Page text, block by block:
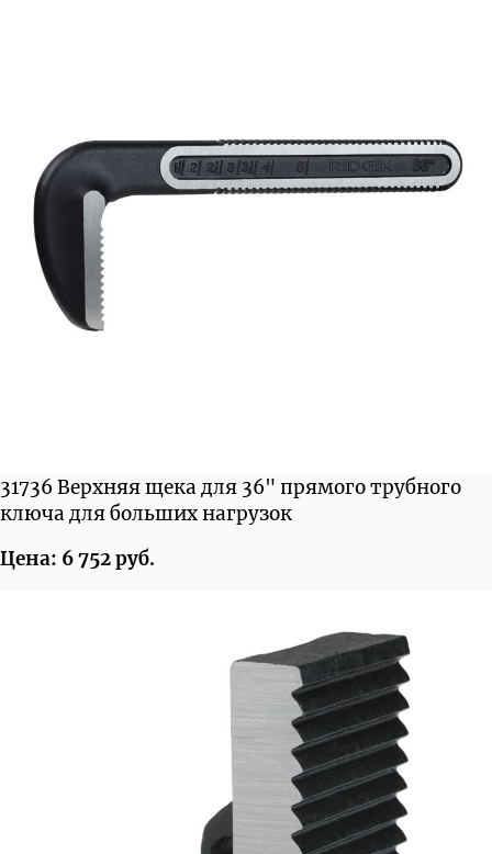
31736 Верхняя щека для 36" прямого трубного
ключа для больших нагрузок
Цена: 6 752 руб.